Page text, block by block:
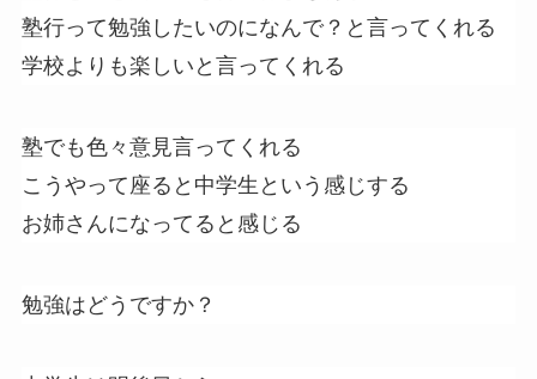
塾行って勉強したいのになんで？と言ってくれる
学校よりも楽しいと言ってくれる
塾でも色々意見言ってくれる
こうやって座ると中学生という感じする
お姉さんになってると感じる
勉強はどうですか？